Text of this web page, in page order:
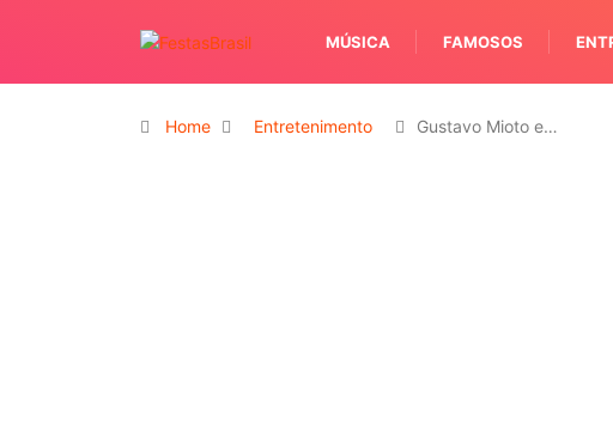
MÚSICA FAMOSOS
Home Entretenimento Gustavo Mioto e…